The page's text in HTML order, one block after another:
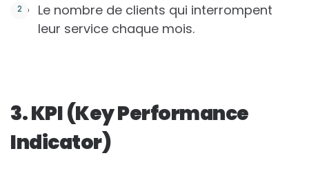
Le nombre de clients qui interrompent
leur service chaque mois.
3. KPI (Key Performance
Indicator)